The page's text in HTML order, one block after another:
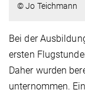
© Jo Teichmann
Bei der
ersten
Daher wurden
unternommen.